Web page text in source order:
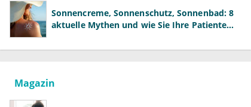
Sonnencreme, Sonnenschutz, Sonnenbad: 8
aktuelle Mythen und wie Sie Ihre Patienten
Magazin